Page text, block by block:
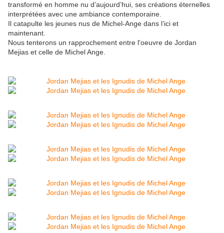
transformé en homme nu d’aujourd’hui, ses créations éternelles
interprétées avec une ambiance contemporaine.
Il catapulte les jeunes nus de Michel-Ange dans l’ici et
maintenant.
Nous tenterons un rapprochement entre l'oeuvre de Jordan
Mejias et celle de Michel Ange.